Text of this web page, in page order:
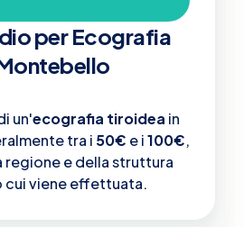
per Ecografia
un'ecografia tiroidea in
tra i 50€ e i100€,
regione e della struttura
cui viene effettuata.